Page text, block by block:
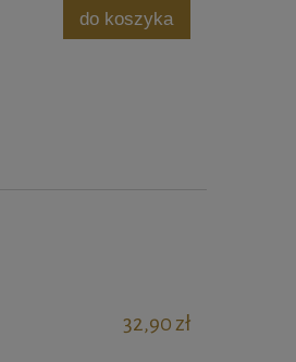
do koszyka
32,90 zł